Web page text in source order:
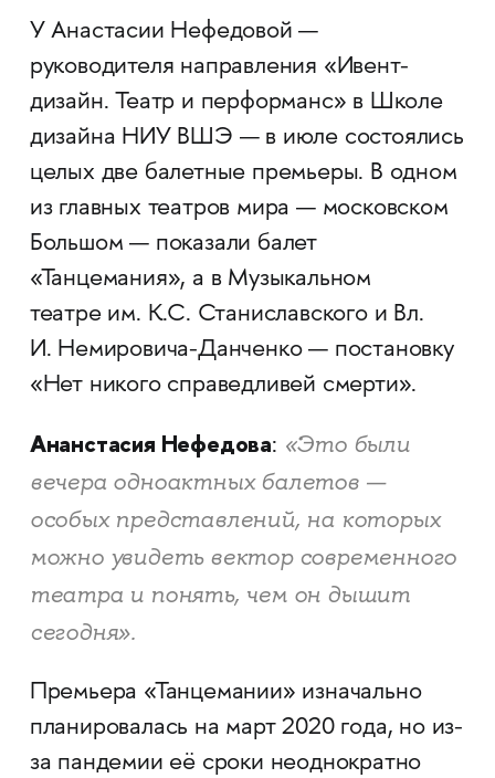
У Анастасии Нефедовой —
руководителя направления «Ивент-
дизайн. Театр и перформанс» в Школе
дизайна НИУ ВШЭ — в июле состоялись
целых две балетные премьеры. В одном
из главных театров мира — московском
Большом — показали балет
«Танцемания», а в Музыкальном
театре им. К.С. Станиславского и Вл.
И. Немировича-Данченко — постановку
«Нет никого справедливей смерти».
Ананстасия Нефедова: «Это были
вечера одноактных балетов —
особых представлений, на которых
можно увидеть вектор современного
театра и понять, чем он дышит
сегодня».
Премьера «Танцемании» изначально
планировалась на март 2020 года, но из-
за пандемии её сроки неоднократно